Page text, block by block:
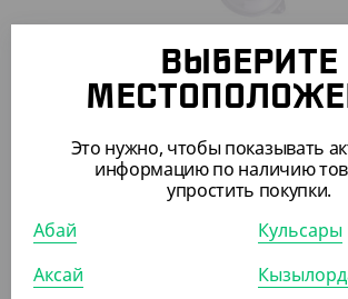
5 227.20₸
(36.30 ₸/ШТ)
Крышка к форме "Малая миска"
АРТ. 13337
ВЫБЕРИТЕ
Это нужно, чтобы показывать
информацию по наличию
упростить покупки.
Абай
Аксай
Кульсары